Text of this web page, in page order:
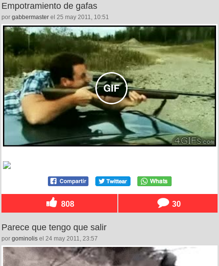
Empotramiento de gafas
por gabbermaster el 25 may 2011, 10:51
808 30
Parece que tengo que salir
por gominolis el 24 may 2011, 23:57